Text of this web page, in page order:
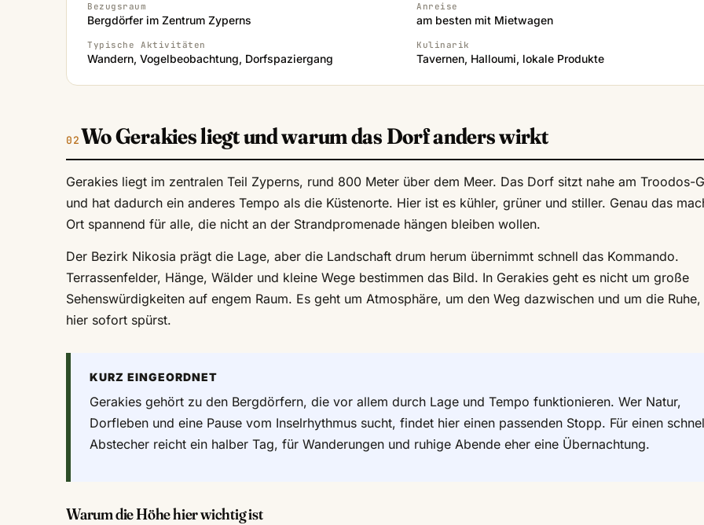
Bezugsraum
Bergdörfer im Zentrum Zyperns
Anreise
am besten mit Mietwagen
Typische Aktivitäten
Wandern, Vogelbeobachtung, Dorfspaziergang
Kulinarik
Tavernen, Halloumi, lokale Produkte
Wo Gerakies liegt und warum das Dorf anders wirkt
Gerakies liegt im zentralen Teil Zyperns, rund 800 Meter über dem Meer. Das Dorf sitzt nahe am Troodos-
und hat dadurch ein anderes Tempo als die Küstenorte. Hier ist es kühler, grüner und stiller. Genau das
Ort spannend für alle, die nicht an der Strandpromenade hängen bleiben wollen.
Der Bezirk Nikosia prägt die Lage, aber die Landschaft drum herum übernimmt schnell das Kommando.
Terrassenfelder, Hänge, Wälder und kleine Wege bestimmen das Bild. In Gerakies geht es nicht um große
Sehenswürdigkeiten auf engem Raum. Es geht um Atmosphäre, um den Weg dazwischen und um die
hier sofort spürst.
KURZ EINGEORDNET
Gerakies gehört zu den Bergdörfern, die vor allem durch Lage und Tempo funktionieren. Wer Natur,
Dorfleben und eine Pause vom Inselrhythmus sucht, findet hier einen passenden Stopp. Für einen
Abstecher reicht ein halber Tag, für Wanderungen und ruhige Abende eher eine Übernachtung.
Warum die Höhe hier wichtig ist